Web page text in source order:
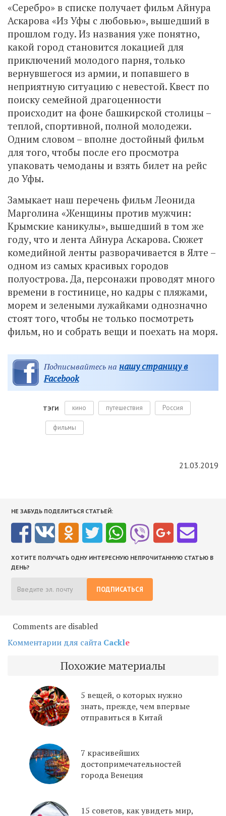
«Серебро» в списке получает фильм Айнура
Аскарова «Из Уфы с любовью», вышедший в
прошлом году. Из названия уже понятно,
какой город становится локацией для
приключений молодого парня, только
вернувшегося из армии, и попавшего в
неприятную ситуацию с невестой. Квест по
поиску семейной драгоценности
происходит на фоне башкирской столицы –
теплой, спортивной, полной молодежи.
Одним словом – вполне достойный фильм
для того, чтобы после его просмотра
упаковать чемоданы и взять билет на рейс
до Уфы.
Замыкает наш перечень фильм Леонида
Марголина «Женщины против мужчин:
Крымские каникулы», вышедший в том же
году, что и лента Айнура Аскарова. Сюжет
комедийной ленты разворачивается в Ялте –
одном из самых красивых городов
полуострова. Да, персонажи проводят много
времени в гостинице, но кадры с пляжами,
морем и зелеными лужайками однозначно
стоят того, чтобы не только посмотреть
фильм, но и собрать вещи и поехать на моря.
Подписывайтесь на нашу страницу в
Facebook
ТЭГИ кино путешествия Россия
фильмы
21.03.2019
НЕ ЗАБУДЬ ПОДЕЛИТЬСЯ СТАТЬЕЙ:
ХОТИТЕ ПОЛУЧАТЬ ОДНУ ИНТЕРЕСНУЮ НЕПРОЧИТАННУЮ СТАТЬЮ В
ДЕНЬ?
ПОДПИСАТЬСЯ
Comments are disabled
Комментарии для сайта Cackle
Похожие материалы
5 вещей, о которых нужно
знать, прежде, чем впервые
отправиться в Китай
7 красивейших
достопримечательностей
города Венеция
15 советов, как увидеть мир,